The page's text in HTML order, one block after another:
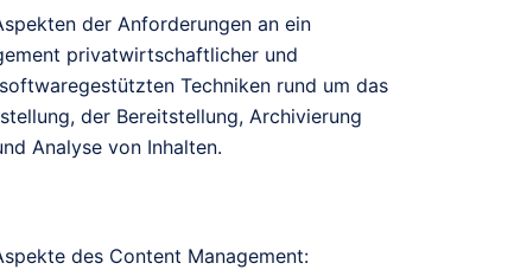
der Anforderungen an ein
privatwirtschaftlicher und
Techniken rund um das
der Bereitstellung, Archivierung
Analyse von Inhalten.
des Content Management: